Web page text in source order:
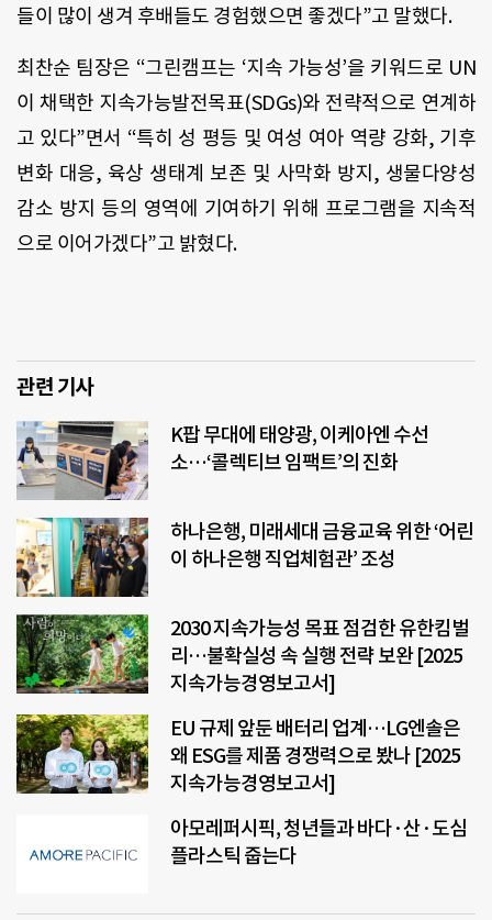
들이 많이 생겨 후배들도 경험했으면 좋겠다”고 말했다.
최찬순 팀장은 “그린캠프는 ‘지속 가능성’을 키워드로 UN
이 채택한 지속가능발전목표(SDGs)와 전략적으로 연계하
고 있다”면서 “특히 성 평등 및 여성 여아 역량 강화, 기후
변화 대응, 육상 생태계 보존 및 사막화 방지, 생물다양성
감소 방지 등의 영역에 기여하기 위해 프로그램을 지속적
으로 이어가겠다”고 밝혔다.
관련 기사
K팝 무대에 태양광, 이케아엔 수선
소…‘콜렉티브 임팩트’의 진화
하나은행, 미래세대 금융교육 위한 ‘어린
이 하나은행 직업체험관’ 조성
2030 지속가능성 목표 점검한 유한킴벌
리…불확실성 속 실행 전략 보완 [2025
지속가능경영보고서]
EU 규제 앞둔 배터리 업계…LG엔솔은
왜 ESG를 제품 경쟁력으로 봤나 [2025
지속가능경영보고서]
아모레퍼시픽, 청년들과 바다·산·도심
플라스틱 줍는다